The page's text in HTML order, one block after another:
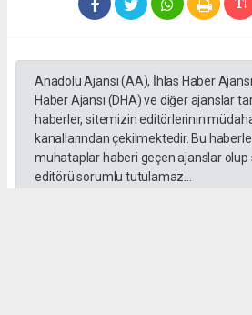
Anadolu Ajansı (AA), İhlas Haber
Haber Ajansı (DHA) ve diğer ajanslar
haberler, sitemizin editörlerinin
kanallarından çekilmektedir. Bu
muhataplar haberi geçen ajanslar
editörü sorumlu tutulamaz...